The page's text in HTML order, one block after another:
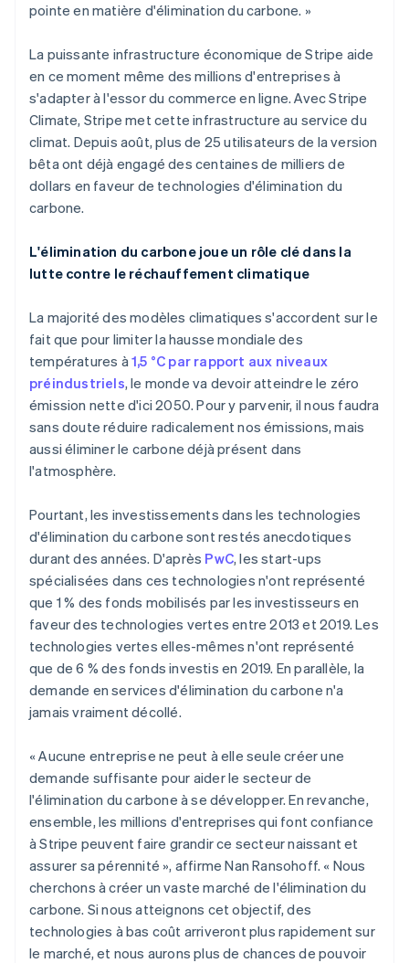
pointe en matière d'élimination du carbone. »
La puissante infrastructure économique de Stripe aide
en ce moment même des millions d'entreprises à
s'adapter à l'essor du commerce en ligne. Avec Stripe
Climate, Stripe met cette infrastructure au service du
climat. Depuis août, plus de 25 utilisateurs de la version
bêta ont déjà engagé des centaines de milliers de
dollars en faveur de technologies d'élimination du
carbone.
L'élimination du carbone joue un rôle clé dans la
lutte contre le réchauffement climatique
La majorité des modèles climatiques s'accordent sur le
fait que pour limiter la hausse mondiale des
températures à1,5 °C par rapport aux niveaux
préindustriels, le monde va devoir atteindre le zéro
émission nette d'ici 2050. Pour y parvenir, il nous faudra
sans doute réduire radicalement nos émissions, mais
aussi éliminer le carbone déjà présent dans
l'atmosphère.
Pourtant, les investissements dans les technologies
d'élimination du carbone sont restés anecdotiques
durant des années. D'après PwC, les start-ups
spécialisées dans ces technologies n'ont représenté
que 1 % des fonds mobilisés par les investisseurs en
faveur des technologies vertes entre 2013 et 2019. Les
technologies vertes elles-mêmes n'ont représenté
que de 6 % des fonds investis en 2019. En parallèle, la
demande en services d'élimination du carbone n'a
jamais vraiment décollé.
« Aucune entreprise ne peut à elle seule créer une
demande suffisante pour aider le secteur de
l'élimination du carbone à se développer. En revanche,
ensemble, les millions d'entreprises qui font confiance
à Stripe peuvent faire grandir ce secteur naissant et
assurer sa pérennité », affirme Nan Ransohoff. « Nous
cherchons à créer un vaste marché de l'élimination du
carbone. Si nous atteignons cet objectif, des
technologies à bas coût arriveront plus rapidement sur
le marché, et nous aurons plus de chances de pouvoir